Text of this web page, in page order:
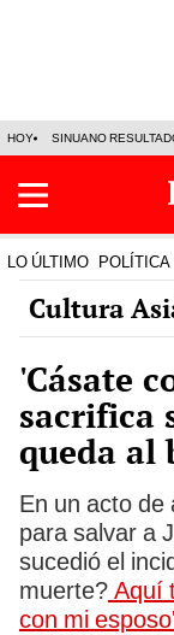
HOY SINUANO
LO ÚLTIMO POLÍTICA
Cultura
'Cásate
sacrifica
queda al
En un acto de
para salvar a
sucedió el
muerte? Aquí
con mi